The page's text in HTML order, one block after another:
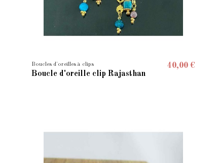
Boucles d'oreilles à clips
Boucle d'oreille clip Rajasthan
40,00 €